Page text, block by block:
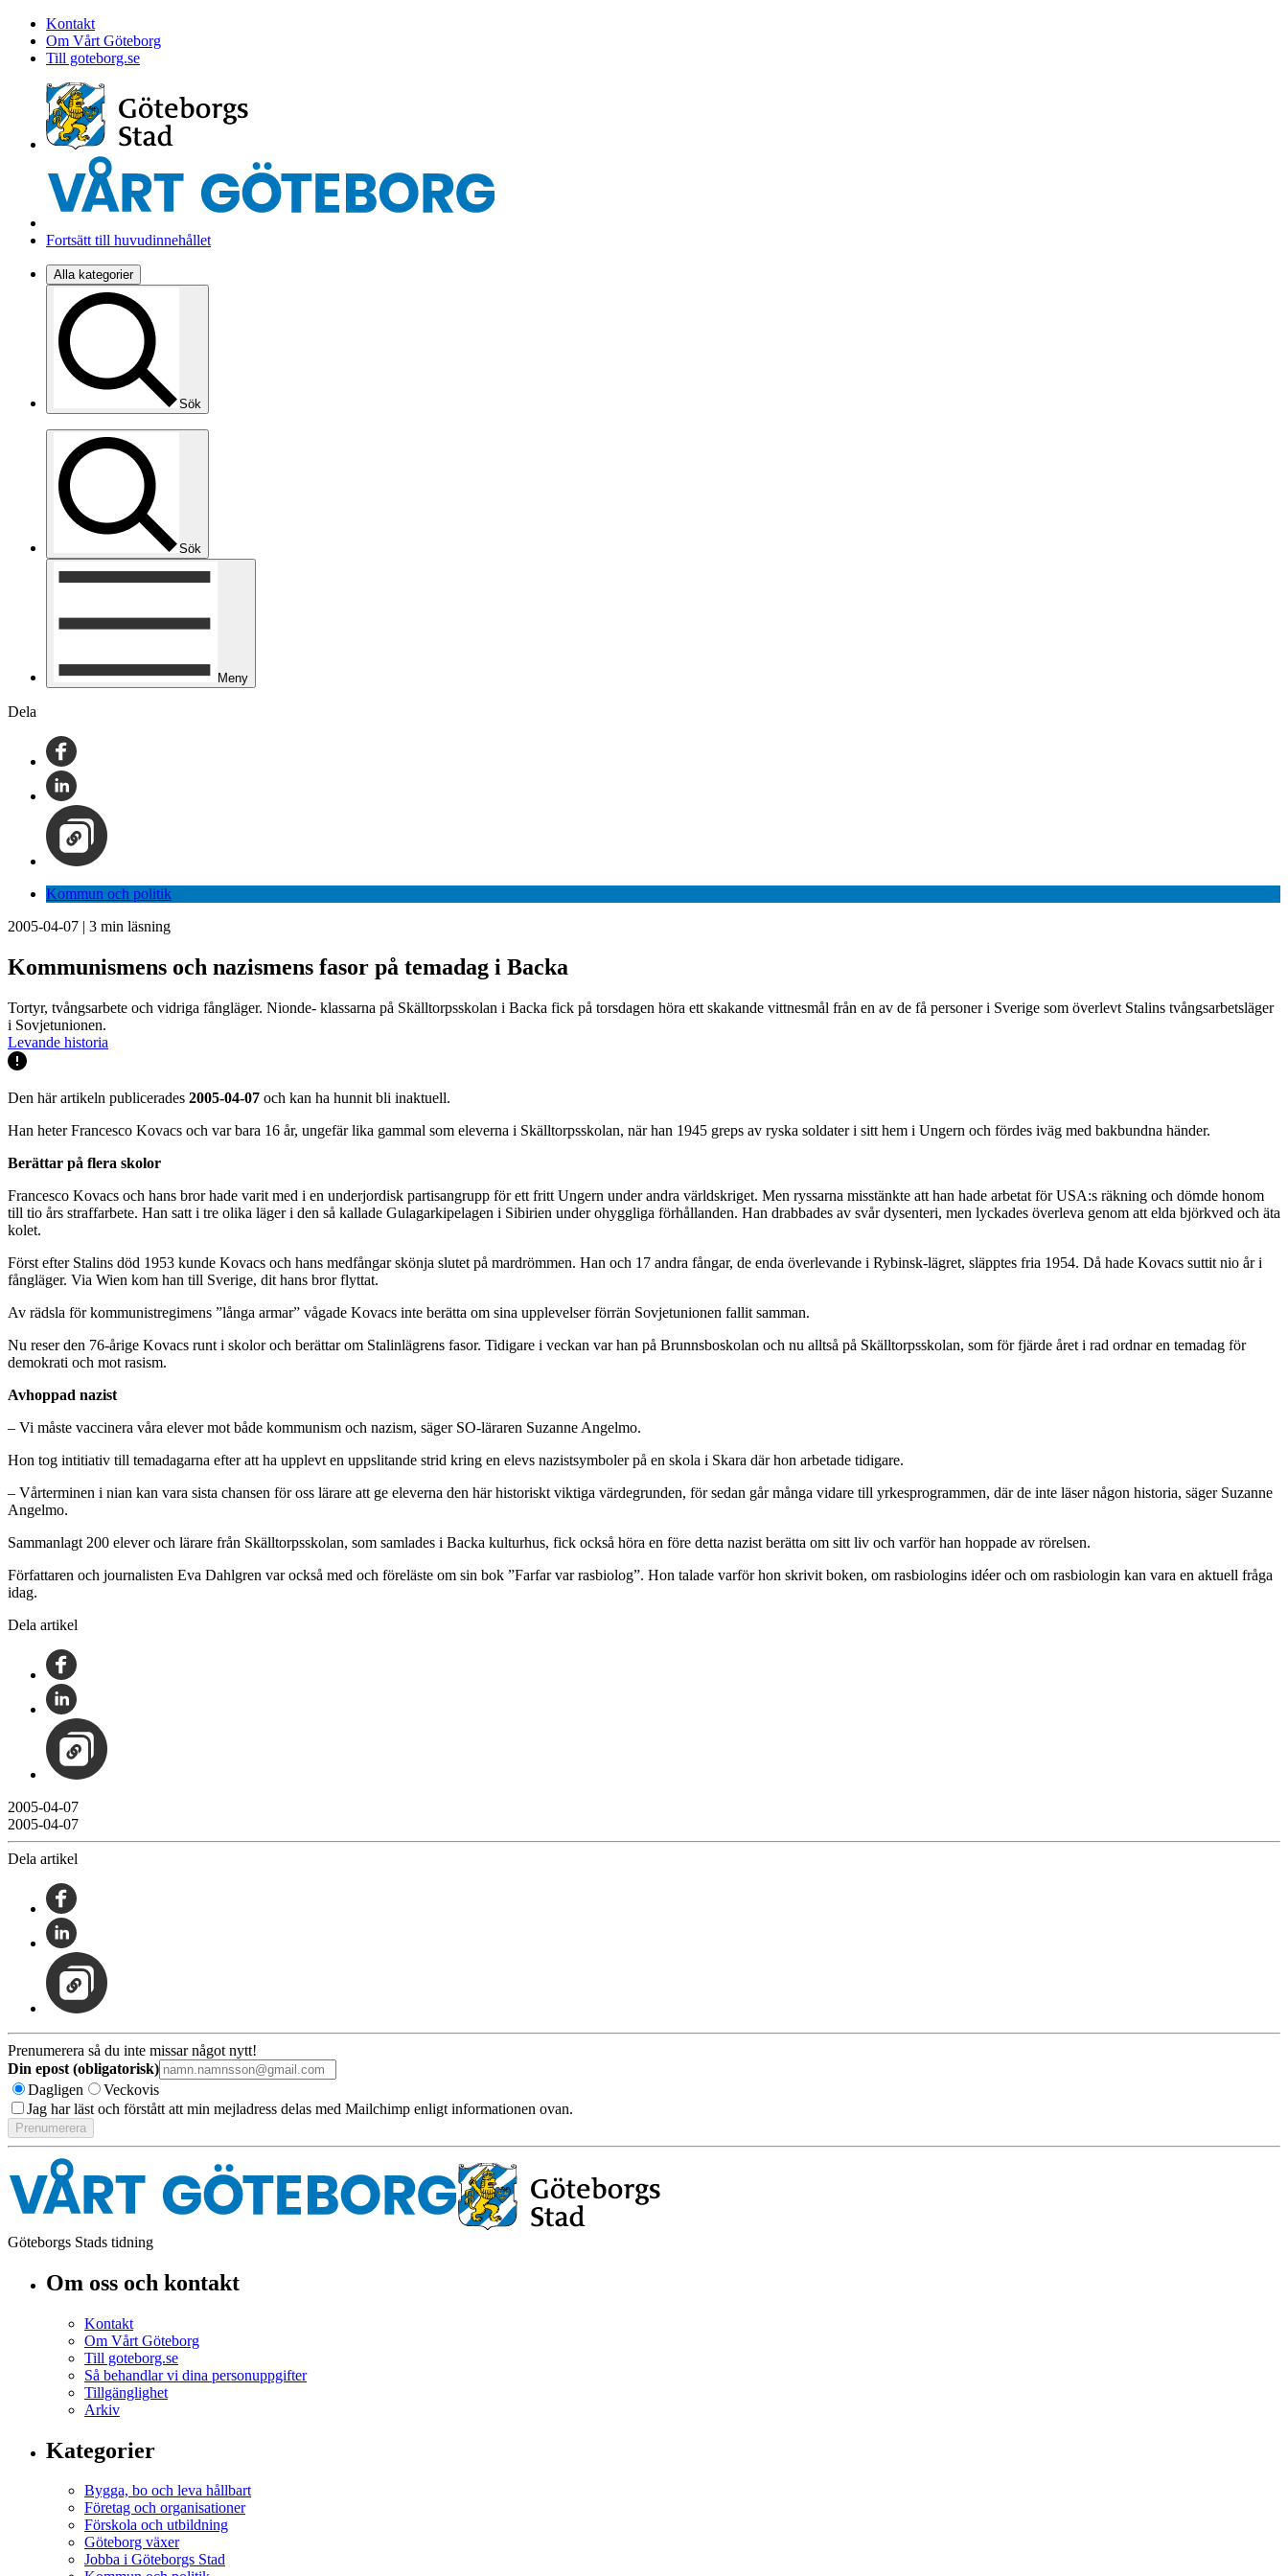
Kontakt
Om Vårt Göteborg
Till goteborg.se
Fortsätt till huvudinnehållet
Alla kategorier
Sök
Sök
Meny
Dela
Kommun och politik
2005-04-07 | 3 min läsning
Kommunismens och nazismens fasor på temadag i Backa
Tortyr, tvångsarbete och vidriga fångläger. Nionde- klassarna på Skälltorpsskolan i Backa fick på torsdagen höra ett skakande vittnesmål från en av de få personer i Sverige som överlevt Stalins tvångsarbetsläger
i Sovjetunionen.
Levande historia
Den här artikeln publicerades 2005-04-07 och kan ha hunnit bli inaktuell.
Han heter Francesco Kovacs och var bara 16 år, ungefär lika gammal som eleverna i Skälltorpsskolan, när han 1945 greps av ryska soldater i sitt hem i Ungern och fördes iväg med bakbundna händer.
Berättar på flera skolor
Francesco Kovacs och hans bror hade varit med i en underjordisk partisangrupp för ett fritt Ungern under andra världskriget. Men ryssarna misstänkte att han hade arbetat för USA:s räkning och dömde honom
till tio års straffarbete. Han satt i tre olika läger i den så kallade Gulagarkipelagen i Sibirien under ohyggliga förhållanden. Han drabbades av svår dysenteri, men lyckades överleva genom att elda björkved och äta
kolet.
Först efter Stalins död 1953 kunde Kovacs och hans medfångar skönja slutet på mardrömmen. Han och 17 andra fångar, de enda överlevande i Rybinsk-lägret, släpptes fria 1954. Då hade Kovacs suttit nio år i
fångläger. Via Wien kom han till Sverige, dit hans bror flyttat.
Av rädsla för kommunistregimens ”långa armar” vågade Kovacs inte berätta om sina upplevelser förrän Sovjetunionen fallit samman.
Nu reser den 76-årige Kovacs runt i skolor och berättar om Stalinlägrens fasor. Tidigare i veckan var han på Brunnsboskolan och nu alltså på Skälltorpsskolan, som för fjärde året i rad ordnar en temadag för
demokrati och mot rasism.
Avhoppad nazist
– Vi måste vaccinera våra elever mot både kommunism och nazism, säger SO-läraren Suzanne Angelmo.
Hon tog intitiativ till temadagarna efter att ha upplevt en uppslitande strid kring en elevs nazistsymboler på en skola i Skara där hon arbetade tidigare.
– Vårterminen i nian kan vara sista chansen för oss lärare att ge eleverna den här historiskt viktiga värdegrunden, för sedan går många vidare till yrkesprogrammen, där de inte läser någon historia, säger Suzanne
Angelmo.
Sammanlagt 200 elever och lärare från Skälltorpsskolan, som samlades i Backa kulturhus, fick också höra en före detta nazist berätta om sitt liv och varför han hoppade av rörelsen.
Författaren och journalisten Eva Dahlgren var också med och föreläste om sin bok ”Farfar var rasbiolog”. Hon talade varför hon skrivit boken, om rasbiologins idéer och om rasbiologin kan vara en aktuell fråga
idag.
Dela artikel
2005-04-07
2005-04-07
Dela artikel
Prenumerera så du inte missar något nytt!
Din epost (obligatorisk)
Dagligen
Veckovis
Jag har läst och förstått att min mejladress delas med Mailchimp enligt informationen ovan.
Göteborgs Stads tidning
Om oss och kontakt
Kontakt
Om Vårt Göteborg
Till goteborg.se
Så behandlar vi dina personuppgifter
Tillgänglighet
Arkiv
Kategorier
Bygga, bo och leva hållbart
Företag och organisationer
Förskola och utbildning
Göteborg växer
Jobba i Göteborgs Stad